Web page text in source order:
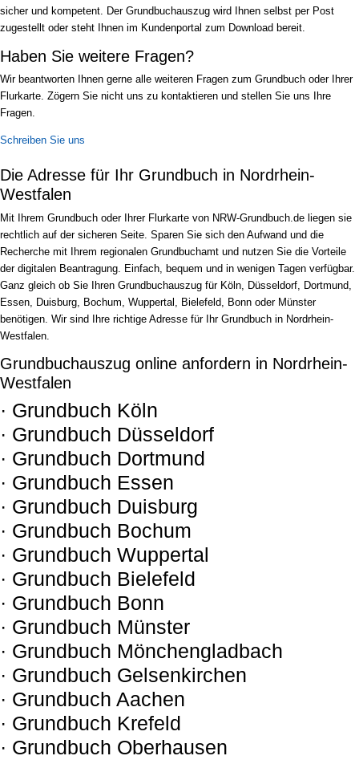
sicher und kompetent. Der Grundbuchauszug wird Ihnen selbst per Post
zugestellt oder steht Ihnen im Kundenportal zum Download bereit.
Haben Sie weitere Fragen?
Wir beantworten Ihnen gerne alle weiteren Fragen zum Grundbuch oder Ihrer
Flurkarte. Zögern Sie nicht uns zu kontaktieren und stellen Sie uns Ihre
Fragen.
Schreiben Sie uns
Die Adresse für Ihr Grundbuch in Nordrhein-
Westfalen
Mit Ihrem Grundbuch oder Ihrer Flurkarte von NRW-Grundbuch.de liegen sie
rechtlich auf der sicheren Seite. Sparen Sie sich den Aufwand und die
Recherche mit Ihrem regionalen Grundbuchamt und nutzen Sie die Vorteile
der digitalen Beantragung. Einfach, bequem und in wenigen Tagen verfügbar.
Ganz gleich ob Sie Ihren Grundbuchauszug für Köln, Düsseldorf, Dortmund,
Essen, Duisburg, Bochum, Wuppertal, Bielefeld, Bonn oder Münster
benötigen. Wir sind Ihre richtige Adresse für Ihr Grundbuch in Nordrhein-
Westfalen.
Grundbuchauszug online anfordern in Nordrhein-
Westfalen
· Grundbuch Köln
· Grundbuch Düsseldorf
· Grundbuch Dortmund
· Grundbuch Essen
· Grundbuch Duisburg
· Grundbuch Bochum
· Grundbuch Wuppertal
· Grundbuch Bielefeld
· Grundbuch Bonn
· Grundbuch Münster
· Grundbuch Mönchengladbach
· Grundbuch Gelsenkirchen
· Grundbuch Aachen
· Grundbuch Krefeld
· Grundbuch Oberhausen